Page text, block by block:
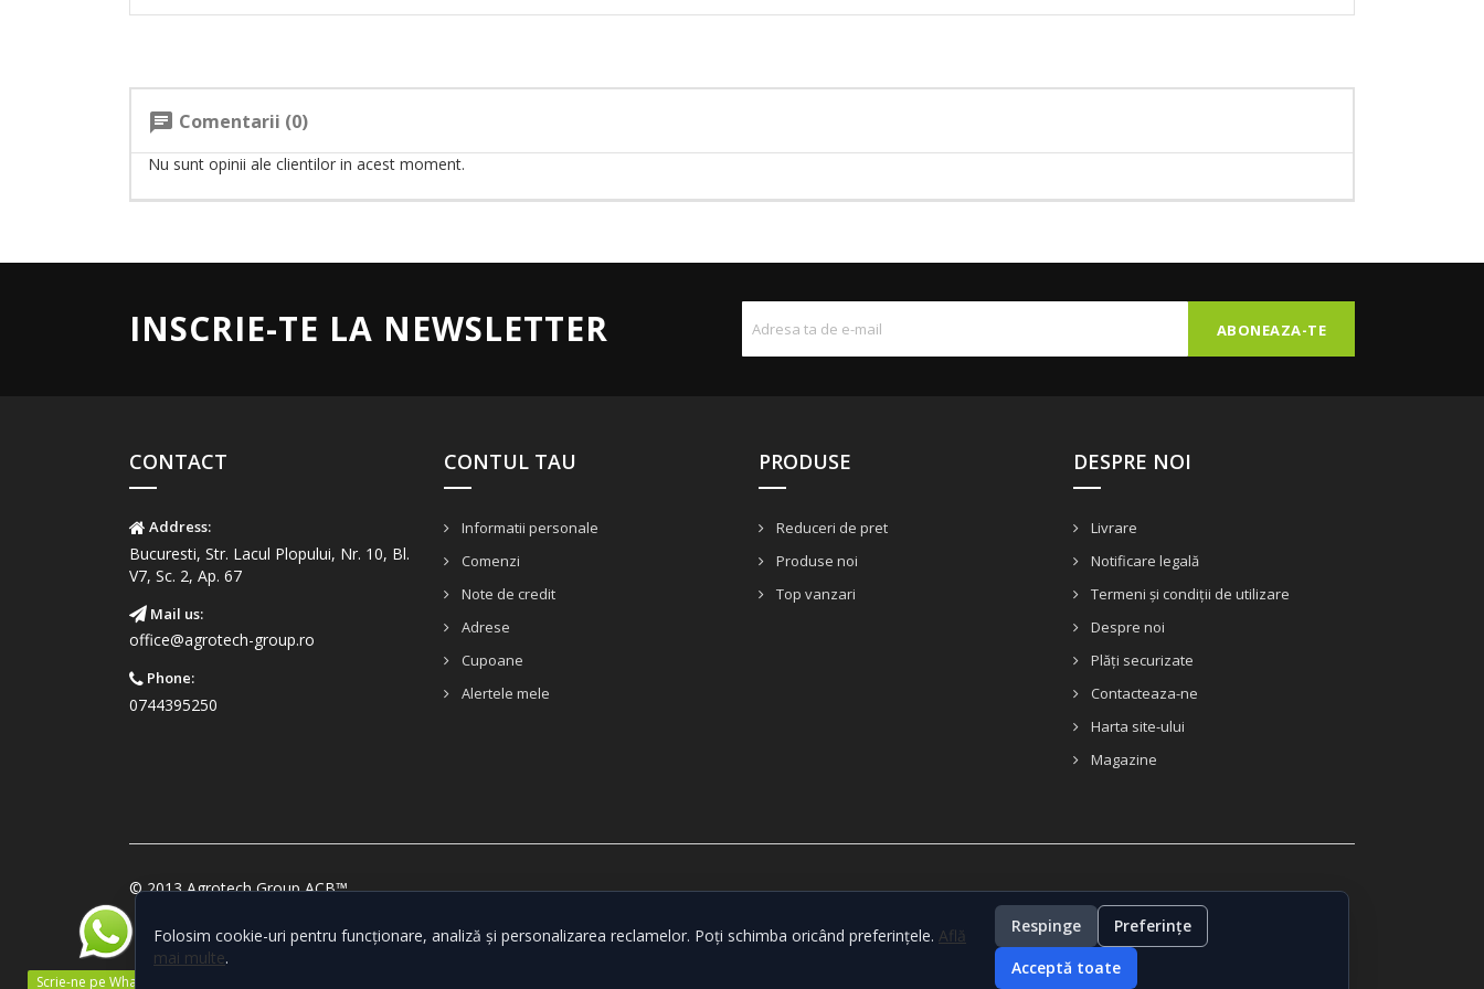
Folosim cookie-uri pentru funcționare, analiză și personalizarea reclamelor. Poți schimba oricând preferințele. Află
mai multe.
Respinge
Preferințe
Acceptă toate
chat Comentarii (0)
Nu sunt opinii ale clientilor in acest moment.
INSCRIE-TE LA NEWSLETTER
CONTACT
Address:
Bucuresti, Str. Lacul Plopului, Nr. 10, Bl.
V7, Sc. 2, Ap. 67
Mail us:
office@agrotech-group.ro
Phone:
0744395250
CONTUL TAU
Informatii personale
Comenzi
Note de credit
Adrese
Cupoane
Alertele mele
PRODUSE
Reduceri de pret
Produse noi
Top vanzari
DESPRE NOI
Livrare
Notificare legală
Termeni și condiții de utilizare
Despre noi
Plăți securizate
Contacteaza-ne
Harta site-ului
Magazine
Scrie-ne pe WhatsApp
© 2013 Agrotech Group ACB™